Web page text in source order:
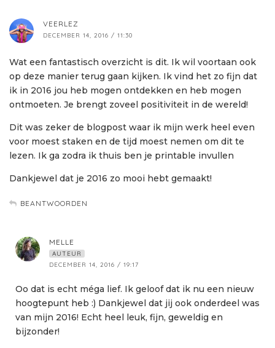
VEERLEZ
DECEMBER 14, 2016 / 11:30
Wat een fantastisch overzicht is dit. Ik wil voortaan ook
op deze manier terug gaan kijken. Ik vind het zo fijn dat
ik in 2016 jou heb mogen ontdekken en heb mogen
ontmoeten. Je brengt zoveel positiviteit in de wereld!
Dit was zeker de blogpost waar ik mijn werk heel even
voor moest staken en de tijd moest nemen om dit te
lezen. Ik ga zodra ik thuis ben je printable invullen
Dankjewel dat je 2016 zo mooi hebt gemaakt!
BEANTWOORDEN
MELLE
AUTEUR
DECEMBER 14, 2016 / 19:17
Oo dat is echt méga lief. Ik geloof dat ik nu een nieuw
hoogtepunt heb :) Dankjewel dat jij ook onderdeel was
van mijn 2016! Echt heel leuk, fijn, geweldig en
bijzonder!